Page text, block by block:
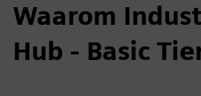
Waarom
Hub - Basic